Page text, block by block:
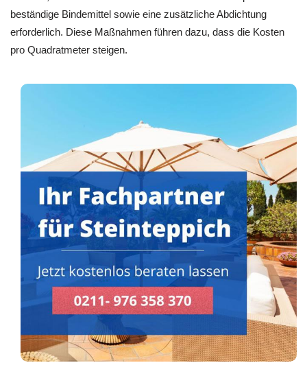
beständige Bindemittel sowie eine zusätzliche Abdichtung
erforderlich. Diese Maßnahmen führen dazu, dass die Kosten
pro Quadratmeter steigen.